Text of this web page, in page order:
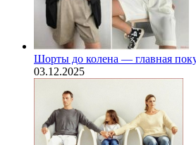
Шорты до колена — главная
03.12.2025